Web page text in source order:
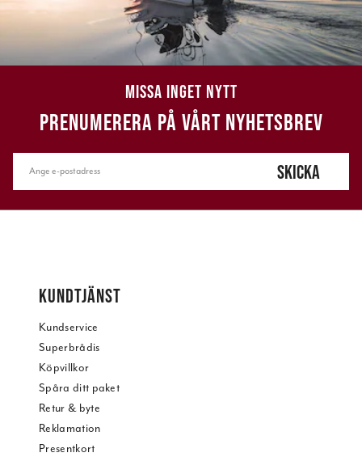
MISSA INGET NYTT
PRENUMERERA PÅ VÅRT NYHETSBREV
SKICKA
KUNDTJÄNST
Kundservice
Superbrådis
Köpvillkor
Spåra ditt paket
Retur & byte
Reklamation
Presentkort